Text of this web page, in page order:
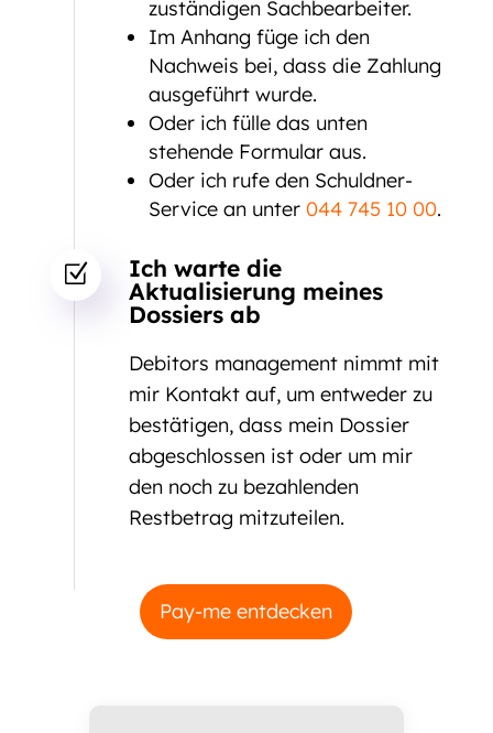
zuständigen Sachbearbeiter.
Im Anhang füge ich den
Nachweis bei, dass die Zahlung
ausgeführt wurde.
Oder ich fülle das unten
stehende Formular aus.
Oder ich rufe den Schuldner-
Service an unter 044 745 10 00.
Z
Ich warte die
Aktualisierung meines
Dossiers ab
Debitors management nimmt mit
mir Kontakt auf, um entweder zu
bestätigen, dass mein Dossier
abgeschlossen ist oder um mir
den noch zu bezahlenden
Restbetrag mitzuteilen.
Pay-me entdecken